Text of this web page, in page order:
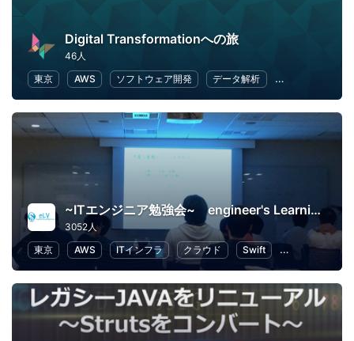
Digital Transformationへの旅
46人
東京
AWS ソフトウェア開発 データ解析 クラウド
~ITエンジニア勉強会~ engineer's Learning･Vesper
3052人
東京
AWS ITインフラ クラウド Swift プログラミング